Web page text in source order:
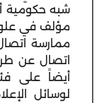
شبه حكومية
مؤلف في
ممارسة
اتصال عن
أيضاً على
لوسائل